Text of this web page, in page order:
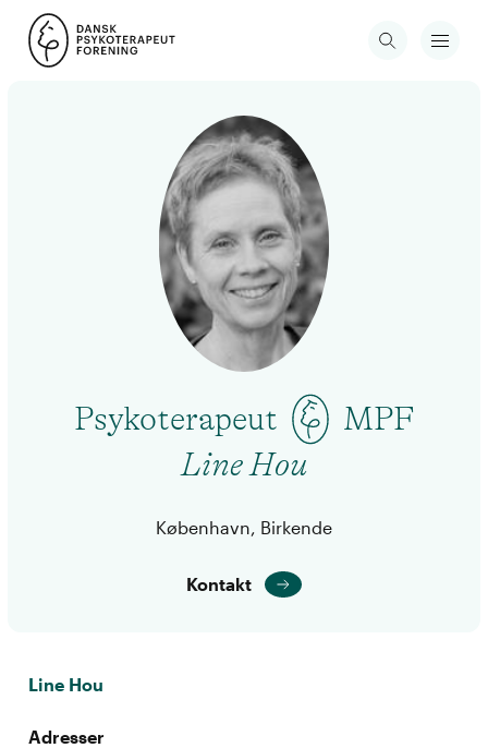
Psykoterapeut
MPF
Line Hou
København, Birkende
Kontakt
Line Hou
Adresser